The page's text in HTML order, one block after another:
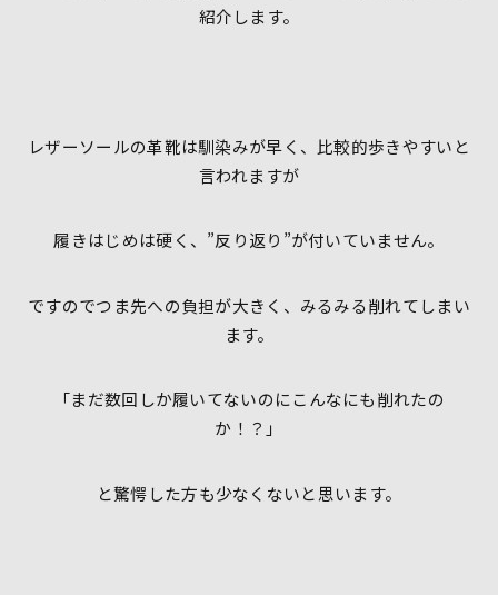
紹介します。
レザーソールの革靴は馴染みが早く、比較的歩きやすいと
言われますが
履きはじめは硬く、”反り返り”が付いていません。
ですのでつま先への負担が大きく、みるみる削れてしまい
ます。
「まだ数回しか履いてないのにこんなにも削れたの
か！？」
と驚愕した方も少なくないと思います。